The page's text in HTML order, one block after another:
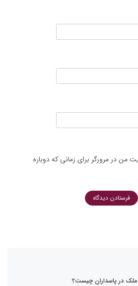
من در مرورگر برای زمانی که دوباره
در پاسداران چیست؟